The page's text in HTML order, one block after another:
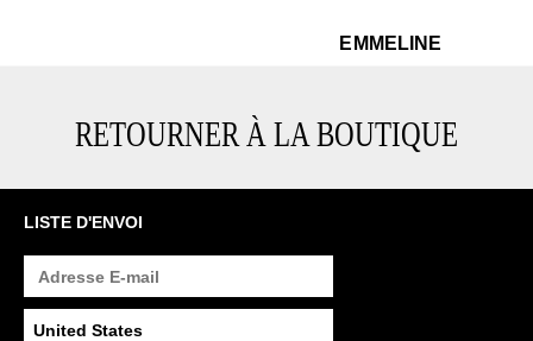
EMMELINE
RETOURNER À LA BOUTIQUE
LISTE D'ENVOI